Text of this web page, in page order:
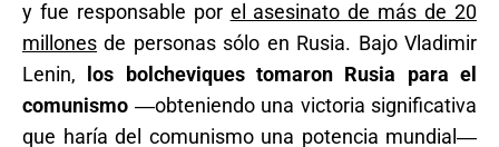
y fue responsable por el asesinato de más de 20
millones de personas sólo en Rusia. Bajo Vladimir
Lenin,
los bolcheviques tomaron Rusia para el
comunismo ―obteniendo una victoria significativa
que haría del comunismo una potencia mundial―